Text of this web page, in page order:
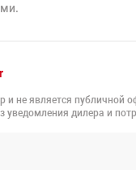
не является
дилера и